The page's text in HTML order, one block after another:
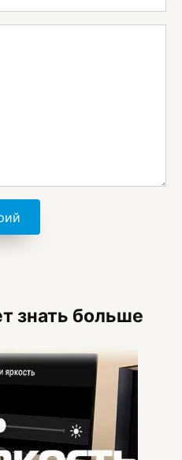
знать больше